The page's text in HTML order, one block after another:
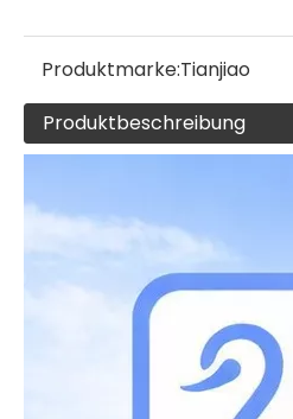
Produktmarke:Tianjiao
Produktbeschreibung